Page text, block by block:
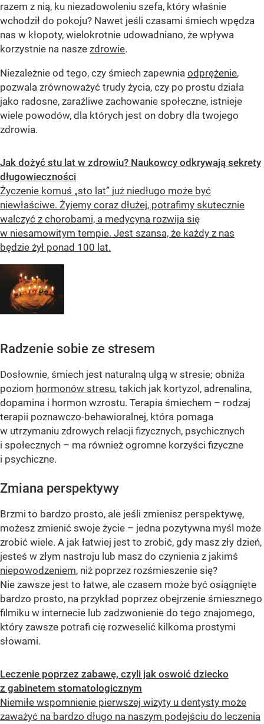
razem z nią, ku niezadowoleniu szefa, który właśnie
wchodził do pokoju? Nawet jeśli czasami śmiech wpędza
nas w kłopoty, wielokrotnie udowadniano, że wpływa
korzystnie na nasze zdrowie.
Niezależnie od tego, czy śmiech zapewnia odprężenie,
pozwala zrównoważyć trudy życia, czy po prostu działa
jako radosne, zaraźliwe zachowanie społeczne, istnieje
wiele powodów, dla których jest on dobry dla twojego
zdrowia.
Jak dożyć stu lat w zdrowiu? Naukowcy odkrywają sekrety
długowieczności
Życzenie komuś „sto lat” już niedługo może być
niewłaściwe. Żyjemy coraz dłużej, potrafimy skutecznie
walczyć z chorobami, a medycyna rozwija się
w niesamowitym tempie. Jest szansa, że każdy z nas
będzie żył ponad 100 lat.
Radzenie sobie ze stresem
Dosłownie, śmiech jest naturalną ulgą w stresie; obniża
poziom hormonów stresu, takich jak kortyzol, adrenalina,
dopamina i hormon wzrostu. Terapia śmiechem – rodzaj
terapii poznawczo-behawioralnej, która pomaga
w utrzymaniu zdrowych relacji fizycznych, psychicznych
i społecznych – ma również ogromne korzyści fizyczne
i psychiczne.
Zmiana perspektywy
Brzmi to bardzo prosto, ale jeśli zmienisz perspektywę,
możesz zmienić swoje życie – jedna pozytywna myśl może
zrobić wiele. A jak łatwiej jest to zrobić, gdy masz zły dzień,
jesteś w złym nastroju lub masz do czynienia z jakimś
niepowodzeniem, niż poprzez rozśmieszenie się?
Nie zawsze jest to łatwe, ale czasem może być osiągnięte
bardzo prosto, na przykład poprzez obejrzenie śmiesznego
filmiku w internecie lub zadzwonienie do tego znajomego,
który zawsze potrafi cię rozweselić kilkoma prostymi
słowami.
Leczenie poprzez zabawę, czyli jak oswoić dziecko
z gabinetem stomatologicznym
Niemiłe wspomnienie pierwszej wizyty u dentysty może
zaważyć na bardzo długo na naszym podejściu do leczenia